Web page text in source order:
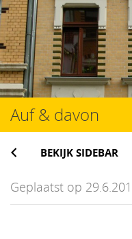
naar
het
inhoud
Auf & davon
BEKIJK SIDEBAR
Geplaatst op